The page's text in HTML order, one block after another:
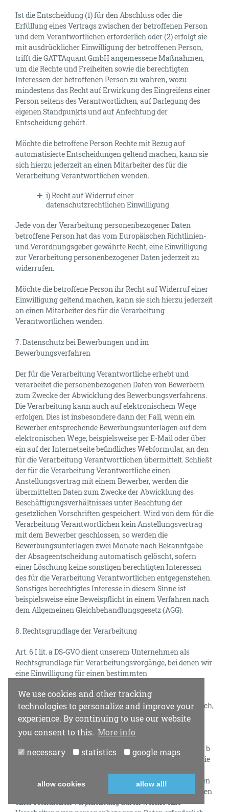
We use cookies and other tracking
technologies to personalize and improve your
experience. By continuing to use our website
you consent to this. More info
necessary
statistics google maps
allow cookies allow all!
Ist die Entscheidung (1) für den Abschluss oder die
Erfüllung eines Vertrags zwischen der betroffenen Person
und dem Verantwortlichen erforderlich oder (2) erfolgt sie
mit ausdrücklicher Einwilligung der betroffenen Person,
trifft die GATTAquant GmbH angemessene Maßnahmen,
um die Rechte und Freiheiten sowie die berechtigten
Interessen der betroffenen Person zu wahren, wozu
mindestens das Recht auf Erwirkung des Eingreifens einer
Person seitens des Verantwortlichen, auf Darlegung des
eigenen Standpunkts und auf Anfechtung der
Entscheidung gehört.
Möchte die betroffene Person Rechte mit Bezug auf
automatisierte Entscheidungen geltend machen, kann sie
sich hierzu jederzeit an einen Mitarbeiter des für die
Verarbeitung Verantwortlichen wenden.
i) Recht auf Widerruf einer
datenschutzrechtlichen Einwilligung
Jede von der Verarbeitung personenbezogener Daten
betroffene Person hat das vom Europäischen Richtlinien-
und Verordnungsgeber gewährte Recht, eine Einwilligung
zur Verarbeitung personenbezogener Daten jederzeit zu
widerrufen.
Möchte die betroffene Person ihr Recht auf Widerruf einer
Einwilligung geltend machen, kann sie sich hierzu jederzeit
an einen Mitarbeiter des für die Verarbeitung
Verantwortlichen wenden.
7. Datenschutz bei Bewerbungen und im
Bewerbungsverfahren
Der für die Verarbeitung Verantwortliche erhebt und
verarbeitet die personenbezogenen Daten von Bewerbern
zum Zwecke der Abwicklung des Bewerbungsverfahrens.
Die Verarbeitung kann auch auf elektronischem Wege
erfolgen. Dies ist insbesondere dann der Fall, wenn ein
Bewerber entsprechende Bewerbungsunterlagen auf dem
elektronischen Wege, beispielsweise per E-Mail oder über
ein auf der Internetseite befindliches Webformular, an den
für die Verarbeitung Verantwortlichen übermittelt. Schließt
der für die Verarbeitung Verantwortliche einen
Anstellungsvertrag mit einem Bewerber, werden die
übermittelten Daten zum Zwecke der Abwicklung des
Beschäftigungsverhältnisses unter Beachtung der
gesetzlichen Vorschriften gespeichert. Wird von dem für die
Verarbeitung Verantwortlichen kein Anstellungsvertrag
mit dem Bewerber geschlossen, so werden die
Bewerbungsunterlagen zwei Monate nach Bekanntgabe
der Absageentscheidung automatisch gelöscht, sofern
einer Löschung keine sonstigen berechtigten Interessen
des für die Verarbeitung Verantwortlichen entgegenstehen.
Sonstiges berechtigtes Interesse in diesem Sinne ist
beispielsweise eine Beweispflicht in einem Verfahren nach
dem Allgemeinen Gleichbehandlungsgesetz (AGG).
8. Rechtsgrundlage der Verarbeitung
Art. 6 I lit. a DS-GVO dient unserem Unternehmen als
Rechtsgrundlage für Verarbeitungsvorgänge, bei denen wir
eine Einwilligung für einen bestimmten
personenbezogener Daten zur Erfüllung eines Vertrags,
dessen Vertragspartei die betroffene Person ist, erforderlich,
wie dies beispielsweise bei Verarbeitungsvorgängen der
Fall ist, die für eine Lieferung von Waren oder die
Erbringung einer sonstigen Leistung oder Gegenleistung
notwendig sind, so beruht die Verarbeitung auf Art. 6 I lit. b
DS-GVO. Gleiches gilt für solche Verarbeitungsvorgänge die
erforderlich sind, etwa in Fällen von Anfragen zur unseren
Produkten oder Leistungen. Unterliegt unser Unternehmen
einer rechtlichen Verpflichtung durch welche eine